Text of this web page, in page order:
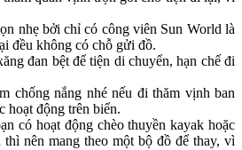
nhẹ bởi chỉ có công viên Sun World là
đều không có chỗ gửi đồ.
đan bệt để tiện di chuyển, hạn chế đi
chống nắng nhé nếu đi thăm vịnh ban
hoạt động trên biển.
có hoạt động chèo thuyền kayak hoặc
nên mang theo một bộ đồ để thay, vì